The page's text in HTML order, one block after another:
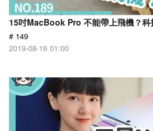
15吋MacBook Pro 不能帶上飛機？科
# 149
2019-08-16 01:00